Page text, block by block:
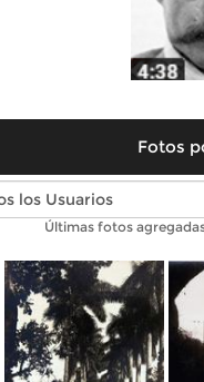
Fotos
Fotos antiguas de
Últimas fotos